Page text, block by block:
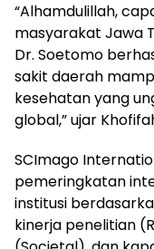
“Alhamdulillah,
masyarakat Jawa
Dr. Soetomo
sakit daerah
kesehatan yang
global,” ujar
SCImago
pemeringkatan
institusi
kinerja penelitian